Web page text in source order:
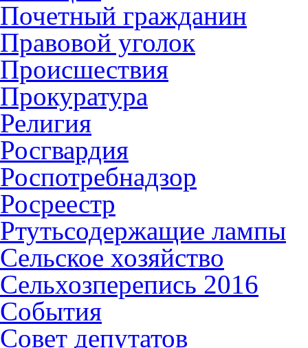
Почетный гражданин
Правовой уголок
Происшествия
Прокуратура
Религия
Росгвардия
Роспотребнадзор
Росреестр
Ртутьсодержащие лампы
Сельское хозяйство
Сельхозперепись 2016
События
Совет депутатов